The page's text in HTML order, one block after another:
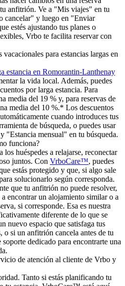
anfitrión. Ve a "Mis viajes" en tu
cancelar" y luego en "Enviar
estés ajustando tus planes o
Vrbo te facilita reservar con
para estancias largas en
estancia en Romorantin-Lanthenay
la vida local. Además, puedes
por larga estancia. Para
media del 19 % y, para reservas de
media del 10 %.* Los descuentos
cuando introduces tus
de búsqueda, o puedes usar
"Estancia mensual" en tu búsqueda.
funciona?
huéspedes a relajarse, reconectar
juntos. Con VrboCare™, puedes
estás protegido y que, si algo sale
solucionarlo según corresponda.
que tu anfitrión no puede resolver,
encontrar un alojamiento similar o a
si corresponde. Esa es nuestra
diferente de lo que se
nuevo espacio que satisfaga tus
o si un anfitrión cancela antes de tu
dedicado para encontrarte una
de atención al cliente de Vrbo y
Tanto si estás planificando tu